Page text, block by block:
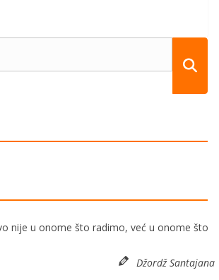
nije u onome što radimo, već u onome što
Džordž Santajana